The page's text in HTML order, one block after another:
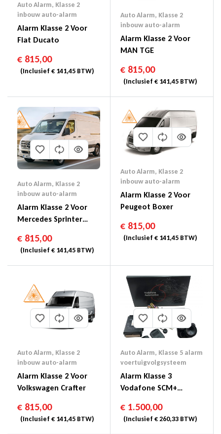
Auto Alarm, Klasse 2
inbouw auto-alarm
Alarm Klasse 2 Voor
Fiat Ducato
€ 815,00
(Inclusief € 141,45 BTW)
Auto Alarm, Klasse 2
inbouw auto-alarm
Alarm Klasse 2 Voor
MAN TGE
€ 815,00
(Inclusief € 141,45 BTW)
Auto Alarm, Klasse 2
inbouw auto-alarm
Alarm Klasse 2 Voor
Mercedes Sprinter
€ 815,00
(Inclusief € 141,45 BTW)
Auto Alarm, Klasse 2
inbouw auto-alarm
Alarm Klasse 2 Voor
Peugeot Boxer
€ 815,00
(Inclusief € 141,45 BTW)
Auto Alarm, Klasse 2
inbouw auto-alarm
Alarm Klasse 2 Voor
Volkswagen Crafter
€ 815,00
(Inclusief € 141,45 BTW)
Auto Alarm, Klasse 5 alarm
voertuigvolgsysteem
Alarm Klasse 3
Vodafone SCM+
Voertuigvolgsysteem
Klasse 4 = Klasse 5
€ 1.500,00
(Inclusief €260,33 BTW)